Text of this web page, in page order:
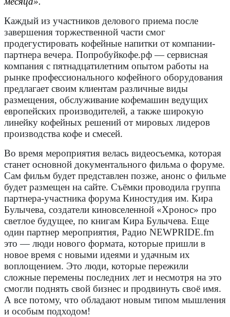
Каждый из участников делового приема после
завершения торжественной части смог
продегустировать кофейные напитки от компании-
партнера вечера. Попробуйкофе.рф — сервисная
компания с пятнадцатилетним опытом работы на
рынке профессионального кофейного оборудования
предлагает своим клиентам различные виды
размещения, обслуживание кофемашин ведущих
европейских производителей, а также широкую
линейку кофейных решений от мировых лидеров
производства кофе и смесей.
Во время мероприятия велась видеосъемка, которая
станет основной документального фильма о форуме.
Сам фильм будет представлен позже, анонс о фильме
будет размещен на сайте. Съёмки проводила группа
партнера-участника форума Киностудия им. Кира
Булычева, создатели киновселенной «Хронос» про
светлое будущее, по книгам Кира Булычева. Еще
один партнер мероприятия, Радио NEWPRIDE.fm
это — люди нового формата, которые пришли в
новое время с новыми идеями и удачным их
воплощением. Это люди, которые пережили
сложные перемены последних лет и несмотря на это
смогли поднять свой бизнес и продвинуть своё имя.
А все потому, что обладают новым типом мышления
и особым подходом!